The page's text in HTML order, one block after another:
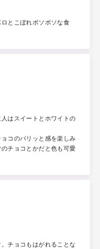
とこぼれボソボソな食
はスイートとホワイトの
コのパリッと感を楽しみ
チョコとかだと色も可愛
チョコもはがれることな